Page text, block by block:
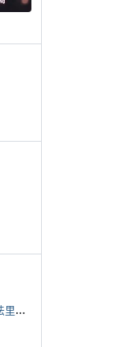
*
有啥搞钱的路子吗，开源节流都行，主要是开源，刑法里的咱不做